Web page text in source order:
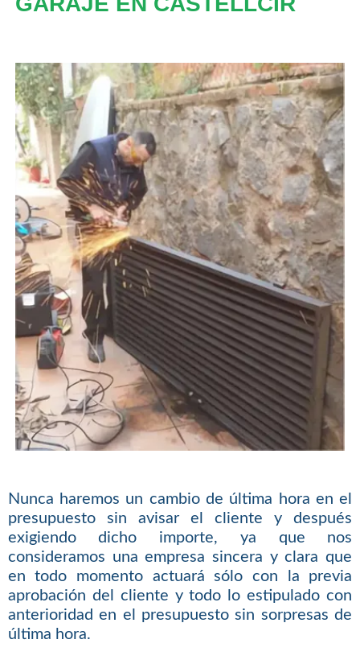
Nunca haremos un cambio de última hora en el
presupuesto sin avisar el cliente y después
exigiendo dicho importe, ya que nos
consideramos una empresa sincera y clara que
en todo momento actuará sólo con la previa
aprobación del cliente y todo lo estipulado con
anterioridad en el presupuesto sin sorpresas de
última hora.